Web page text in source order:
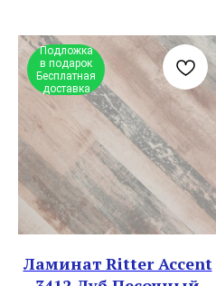
Подложка
в подарок
Бесплатная
доставка
Ламинат Ritter Accent